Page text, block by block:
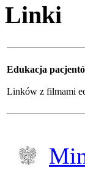
Linki
Edukacja
Linków z filmami